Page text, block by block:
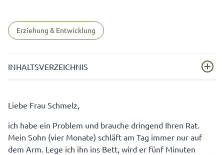
Erziehung & Entwicklung
INHALTSVERZEICHNIS
Liebe Frau Schmelz,
ich habe ein Problem und brauche dringend Ihren Rat.
Mein Sohn (vier Monate) schläft am Tag immer nur auf
dem Arm. Lege ich ihn ins Bett, wird er fünf Minuten